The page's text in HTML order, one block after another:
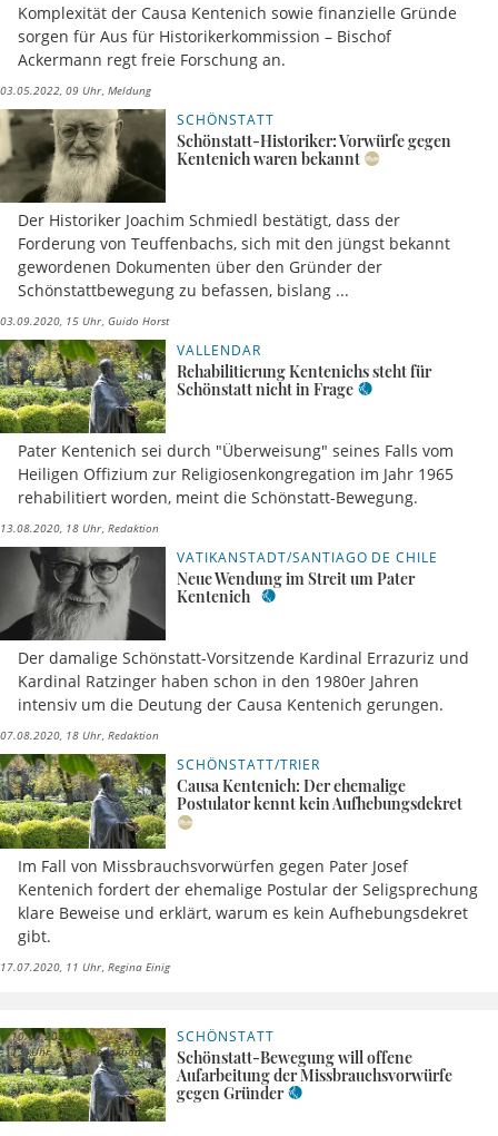
Komplexität der Causa Kentenich sowie finanzielle Gründe
sorgen für Aus für Historikerkommission – Bischof
Ackermann regt freie Forschung an.
03.05.2022, 09 Uhr Meldung
SCHÖNSTATT
Schönstatt-Historiker: Vorwürfe gegen
Kentenich waren bekannt
Der Historiker Joachim Schmiedl bestätigt, dass der
Forderung von Teuffenbachs, sich mit den jüngst bekannt
gewordenen Dokumenten über den Gründer der
Schönstattbewegung zu befassen, bislang ...
03.09.2020, 15 Uhr Guido Horst
VALLENDAR
Rehabilitierung Kentenichs steht für
Schönstatt nicht in Frage
Pater Kentenich sei durch "Überweisung" seines Falls vom
Heiligen Offizium zur Religiosenkongregation im Jahr 1965
rehabilitiert worden, meint die Schönstatt-Bewegung.
13.08.2020, 18 Uhr Redaktion
VATIKANSTADT/SANTIAGO DE CHILE
Neue Wendung im Streit um Pater
Kentenich
Der damalige Schönstatt-Vorsitzende Kardinal Errazuriz und
Kardinal Ratzinger haben schon in den 1980er Jahren
intensiv um die Deutung der Causa Kentenich gerungen.
07.08.2020, 18 Uhr Redaktion
SCHÖNSTATT/TRIER
Causa Kentenich: Der ehemalige
Postulator kennt kein Aufhebungsdekret
Im Fall von Missbrauchsvorwürfen gegen Pater Josef
Kentenich fordert der ehemalige Postular der Seligsprechung
klare Beweise und erklärt, warum es kein Aufhebungsdekret
gibt.
17.07.2020, 11 Uhr Regina Einig
SCHÖNSTATT
Schönstatt-Bewegung will offene
Aufarbeitung der Missbrauchsvorwürfe
gegen Gründer
10.07.2020,
13 Uhr
Redaktion